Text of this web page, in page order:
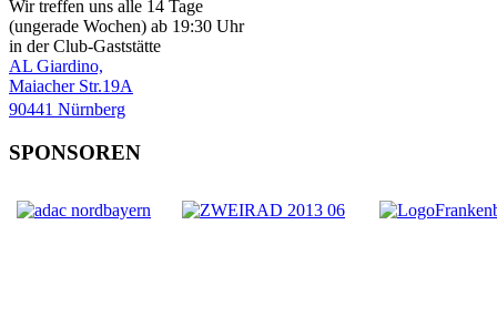
Wir treffen uns alle 14 Tage
(ungerade Wochen) ab 19:30 Uhr
in der Club-Gaststätte
AL Giardino,
Maiacher Str.19A
90441 Nürnberg
SPONSOREN